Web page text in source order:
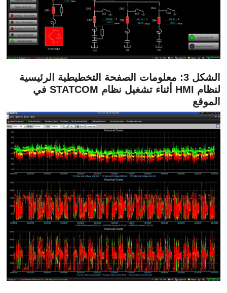
الشكل 3: معلومات الصفحة التخطيطية الرئيسية
لنظام HMI أثناء تشغيل نظام STATCOM في
الموقع